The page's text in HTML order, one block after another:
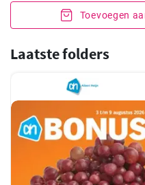
Toevoegen
Laatste folders